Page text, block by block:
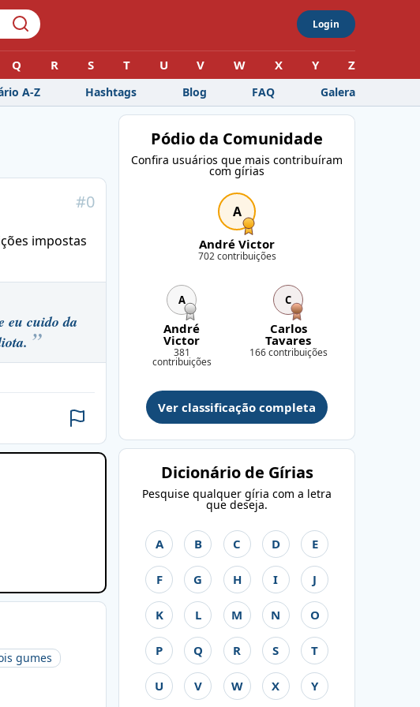
Login
Q R S T U V W X Y Z
A-Z Hashtags Blog FAQ Galera
#0
impostas
eu cuido da
gumes
Pódio da Comunidade
Confira usuários que mais contribuíram
com gírias
A
André Victor
702 contribuições
A
André
Victor
381
contribuições
C
Carlos
Tavares
166 contribuições
Ver classificação completa
Dicionário de Gírias
Pesquise qualquer gíria com a letra
que deseja.
A B C D E
F G H I J
K L M N O
P Q R S T
U V W X Y